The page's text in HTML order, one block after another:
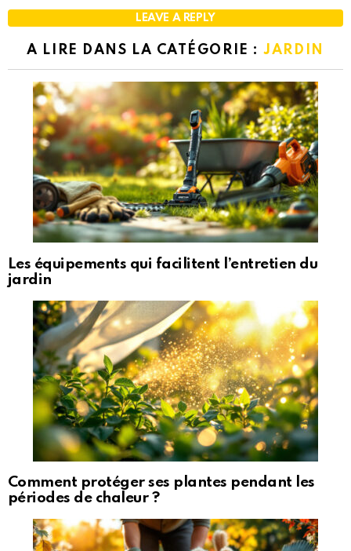
LEAVE A REPLY
A LIRE DANS LA CATÉGORIE :JARDIN
Les équipements qui facilitent l’entretien du
jardin
Comment protéger ses plantes pendant les
périodes de chaleur ?